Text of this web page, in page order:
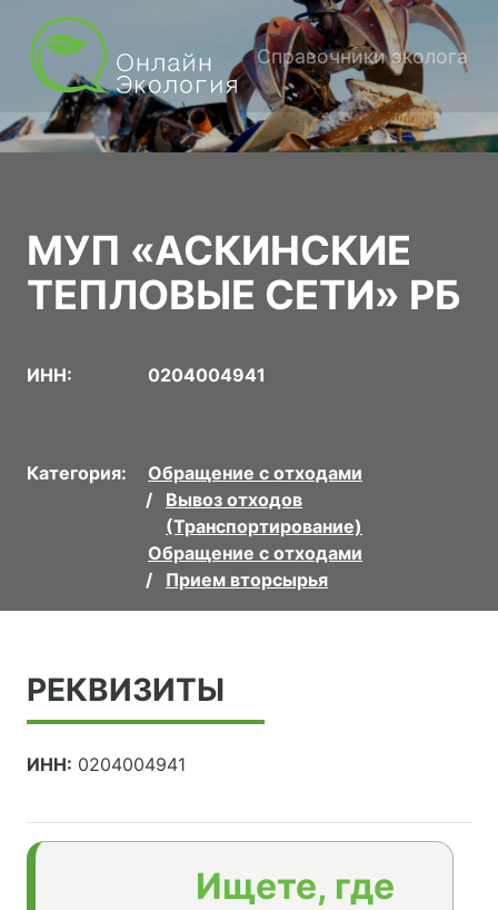
Справочники эколога
МУП «АСКИНСКИЕ
ТЕПЛОВЫЕ СЕТИ» РБ
ИНН: 0204004941
Категория:
Обращение с отходами
Вывоз отходов
(Транспортирование)
Обращение с отходами
Прием вторсырья
РЕКВИЗИТЫ
ИНН: 0204004941
Ищете, где